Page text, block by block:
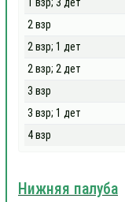
2 взр
2 взр; 1 дет
2 взр; 2 дет
3 взр
3 взр; 1 дет
4 взр
Нижняя палуба